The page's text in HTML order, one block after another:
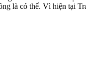
là có thể. Vì hiện tại